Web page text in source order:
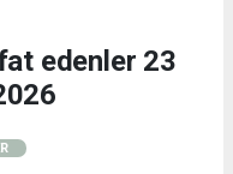
edenler 23